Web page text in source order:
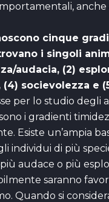
cinque
i singoli
audacia, (2)
(4) socievolezza e
per lo studio degli
i gradienti
Esiste un’ampia
individui di più
audace o più
saranno
Quando si